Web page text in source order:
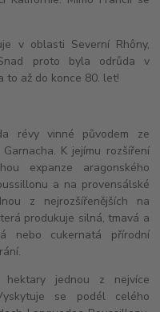
v oblasti Severní Rhôny,
proto byla odrůda v
to až do konce 80. let!
révy vinné původem ze
K jejímu rozšíření
expanze aragonského
a na provensálské
z nejrozšířenějších na
produkuje silná, tmavá a
nebo cukernatá přírodní
jednou z nejvíce
se podél celého